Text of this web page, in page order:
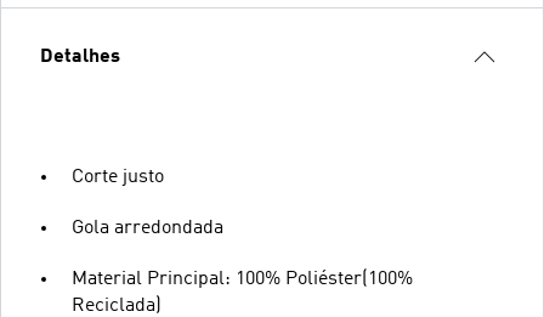
Detalhes
Corte justo
Gola arredondada
Material Principal: 100% Poliéster(100%
Reciclada)